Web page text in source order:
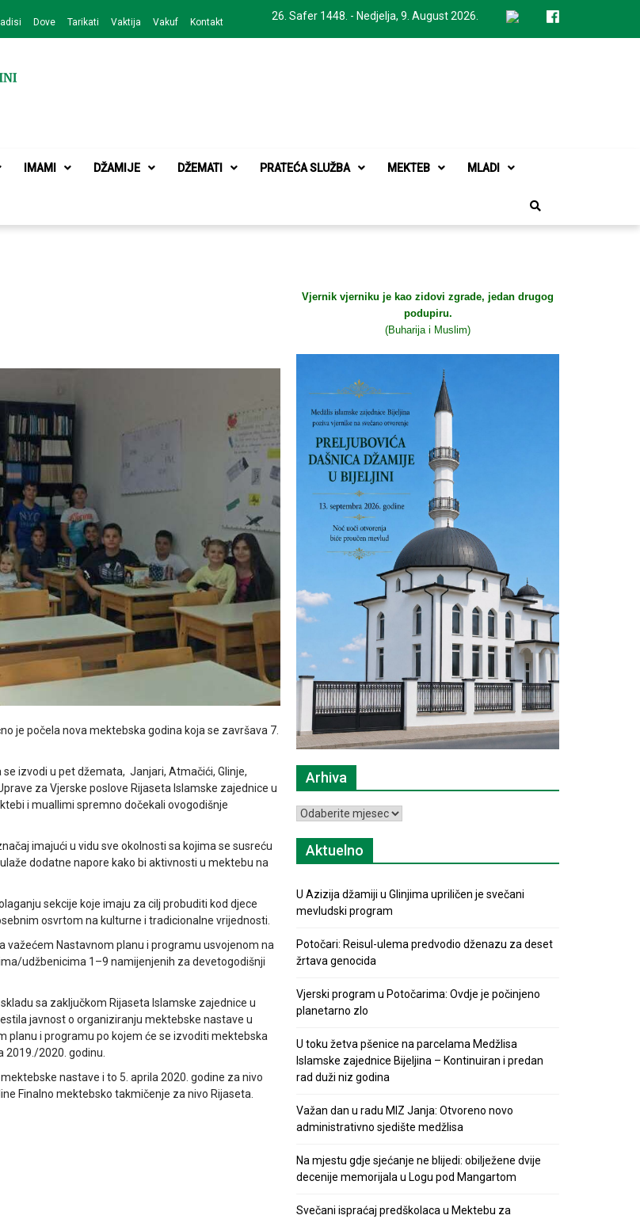
26. Safer 1448. - Nedjelja, 9. August 2026.
Dove Tarikati Vaktija Vakuf Kontakt
Bijeljina
IMAMI DŽAMIJE DŽEMATI PRATEĆA SLUŽBA MEKTEB MLADI
je počela nova mektebska godina koja se završava 7.
izvodi u pet džemata, Janjari, Atmačići, Glinje,
za Vjerske poslove Rijaseta Islamske zajednice u
i muallimi spremno dočekali ovogodišnje
imajući u vidu sve okolnosti sa kojima se susreću
dodatne napore kako bi aktivnosti u mektebu na
sekcije koje imaju za cilj probuditi kod djece
osvrtom na kulturne i tradicionalne vrijednosti.
važećem Nastavnom planu i programu usvojenom na
udžbenicima 1–9 namijenjenih za devetogodišnji
sa zaključkom Rijaseta Islamske zajednice u
javnost o organiziranju mektebske nastave u
planu i programu po kojem će se izvoditi mektebska
2020. godinu.
nastave i to 5. aprila 2020. godine za nivo
Finalno mektebsko takmičenje za nivo Rijaseta.
Vjernik vjerniku je kao zidovi zgrade, jedan drugog
podupiru.
(Buharija i Muslim)
Arhiva
Arhiva
Aktuelno
U Azizija džamiji u Glinjima upriličen je svečani
mevludski program
Potočari: Reisul-ulema predvodio dženazu za deset
žrtava genocida
Vjerski program u Potočarima: Ovdje je počinjeno
planetarno zlo
U toku žetva pšenice na parcelama Medžlisa
Islamske zajednice Bijeljina – Kontinuiran i predan
rad duži niz godina
Važan dan u radu MIZ Janja: Otvoreno novo
administrativno sjedište medžlisa
Na mjestu gdje sjećanje ne blijedi: obilježene dvije
decenije memorijala u Logu pod Mangartom
Svečani ispraćaj predškolaca u Mektebu za